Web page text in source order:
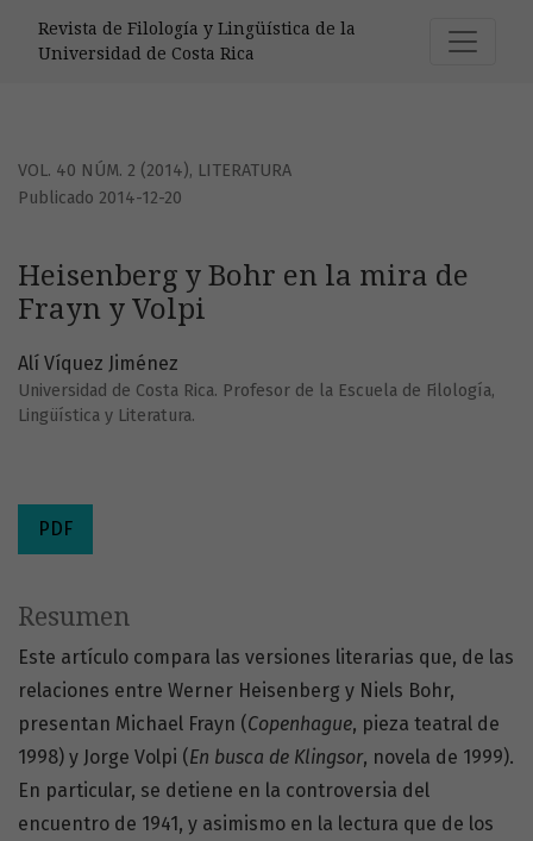
Revista de Filología y Lingüística de la
Universidad de Costa Rica
VOL. 40 NÚM. 2 (2014), LITERATURA
Heisenberg y Bohr en la mira de
Frayn y Volpi
Publicado 2014-12-20
Alí Víquez Jiménez
Universidad de Costa Rica. Profesor de la Escuela de Filología,
Lingüística y Literatura.
PDF
Resumen
Este artículo compara las versiones literarias que, de las
relaciones entre Werner Heisenberg y Niels Bohr,
presentan Michael Frayn (Copenhague, pieza teatral de
1998) y Jorge Volpi (En busca de Klingsor, novela de 1999).
En particular, se detiene en la controversia del
encuentro de 1941, y asimismo en la lectura que de los